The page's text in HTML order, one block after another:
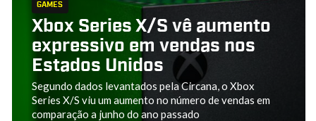
GAMES
Xbox Series X/S vê aumento
expressivo em vendas nos
Estados Unidos
Segundo dados levantados pela Circana, o Xbox
Series X/S viu um aumento no número de vendas em
comparação a junho do ano passado